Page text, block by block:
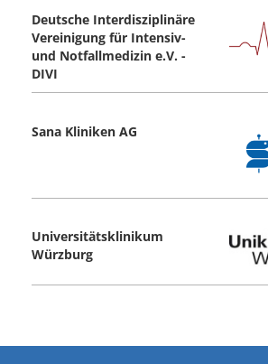
Deutsche Interdisziplinäre
Vereinigung für Intensiv-
und Notfallmedizin e.V. -
DIVI
Sana Kliniken AG
Universitätsklinikum
Würzburg